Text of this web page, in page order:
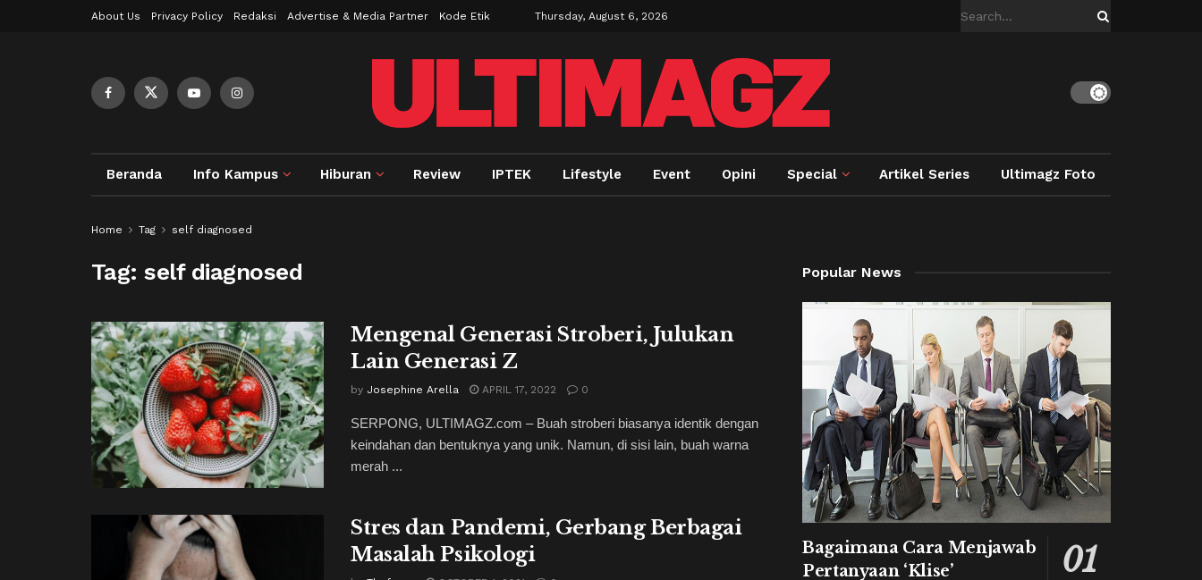
About Us Privacy Policy Redaksi Advertise & Media Partner Kode Etik Thursday, August 6, 2026
Beranda Info Kampus Hiburan Review IPTEK Lifestyle Event Opini Special Artikel Series Ultimagz Foto
Home Tag self diagnosed
Tag:self diagnosed
Mengenal Generasi Stroberi, Julukan
Lain Generasi Z
by Josephine Arella APRIL 17, 2022 0
SERPONG, ULTIMAGZ.com – Buah stroberi biasanya identik dengan
keindahan dan bentuknya yang unik. Namun, di sisi lain, buah warna
merah ...
Stres dan Pandemi, Gerbang Berbagai
Masalah Psikologi
Popular News
Bagaimana Cara Menjawab
Pertanyaan ‘Klise’